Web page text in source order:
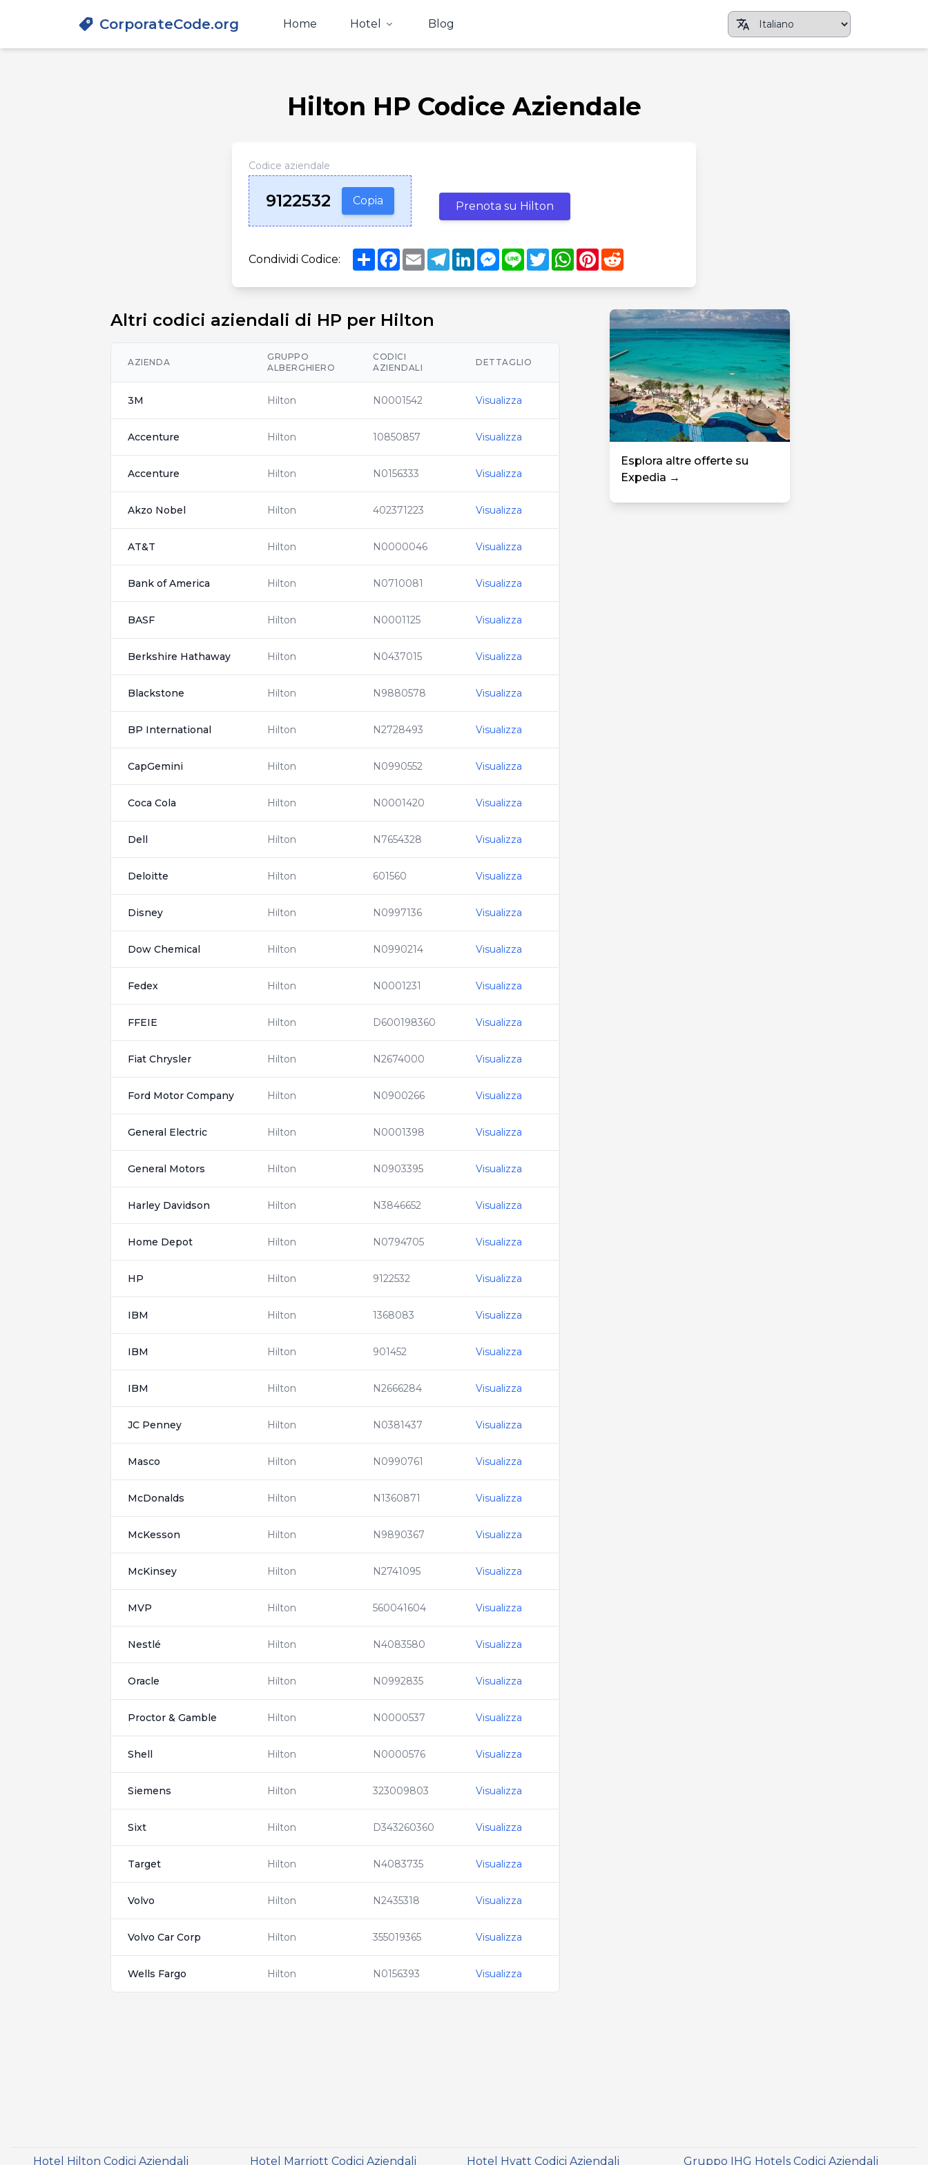
CorporateCode.org Home Hotel Blog
Hilton HP Codice Aziendale
Codice aziendale
9122532 Copia Prenota su Hilton
Condividi Codice: ShareFacebook
EmailTelegram
LinkedInMessenger
Line TwitterWhatsApp
Pinterest
Altri codici aziendali di HP per Hilton
AZIENDA
GRUPPO
ALBERGHIERO
CODICI
AZIENDALI
DETTAGLIO
3M Hilton N0001542 Visualizza
Accenture Hilton 10850857 Visualizza
Accenture Hilton N0156333 Visualizza
Akzo Nobel Hilton 402371223 Visualizza
AT&T Hilton N0000046 Visualizza
Bank of America Hilton N0710081 Visualizza
BASF Hilton N0001125 Visualizza
Berkshire Hathaway Hilton N0437015 Visualizza
Blackstone Hilton N9880578 Visualizza
BP International Hilton N2728493 Visualizza
CapGemini Hilton N0990552 Visualizza
Coca Cola Hilton N0001420 Visualizza
Dell Hilton N7654328 Visualizza
Deloitte Hilton 601560 Visualizza
Disney Hilton N0997136 Visualizza
Dow Chemical Hilton N0990214 Visualizza
Fedex Hilton N0001231 Visualizza
FFEIE Hilton D600198360 Visualizza
Fiat Chrysler Hilton N2674000 Visualizza
Ford Motor Company Hilton N0900266 Visualizza
General Electric Hilton N0001398 Visualizza
General Motors Hilton N0903395 Visualizza
Harley Davidson Hilton N3846652 Visualizza
Home Depot Hilton N0794705 Visualizza
HP Hilton 9122532 Visualizza
IBM Hilton 1368083 Visualizza
IBM Hilton 901452 Visualizza
IBM Hilton N2666284 Visualizza
JC Penney Hilton N0381437 Visualizza
Masco Hilton N0990761 Visualizza
McDonalds Hilton N1360871 Visualizza
McKesson Hilton N9890367 Visualizza
McKinsey Hilton N2741095 Visualizza
MVP Hilton 560041604 Visualizza
Nestlé Hilton N4083580 Visualizza
Oracle Hilton N0992835 Visualizza
Proctor & Gamble Hilton N0000537 Visualizza
Shell Hilton N0000576 Visualizza
Siemens Hilton 323009803 Visualizza
Sixt Hilton D343260360 Visualizza
Target Hilton N4083735 Visualizza
Volvo Hilton N2435318 Visualizza
Volvo Car Corp Hilton 355019365 Visualizza
Wells Fargo Hilton N0156393 Visualizza
Esplora altre offerte su
Expedia →
Hotel Hilton Codici Aziendali Hotel Marriott Codici Aziendali Hotel Hyatt Codici Aziendali Gruppo IHG Hotels Codici Aziendali